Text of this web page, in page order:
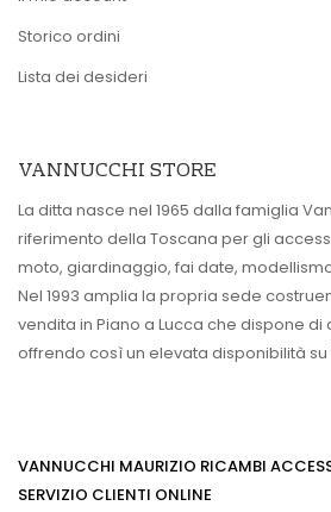
Storico ordini
Lista dei desideri
VANNUCCHI STORE
La ditta nasce nel 1965 dalla famiglia
riferimento della Toscana per gli
moto, giardinaggio, fai date,
Nel 1993 amplia la propria sede
vendita in Piano a Lucca che dispone
offrendo così un elevata disponibilità
VANNUCCHI MAURIZIO RICAMBI
SERVIZIO CLIENTI ONLINE